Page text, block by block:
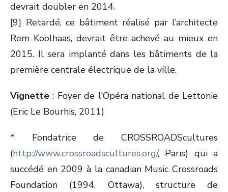
devrait doubler en 2014.
[9] Retardé, ce bâtiment réalisé par l’architecte
Rem Koolhaas, devrait être achevé au mieux en
2015. Il sera implanté dans les bâtiments de la
première centrale électrique de la ville.
Vignette: Foyer de l'Opéra national de Lettonie
(Eric Le Bourhis, 2011)
* Fondatrice de CROSSROADScultures
(http://www.crossroadscultures.org/, Paris) qui a
succédé en 2009 à la canadian Music Crossroads
Foundation (1994, Ottawa), structure de